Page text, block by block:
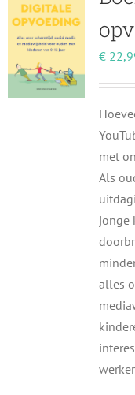
€
met
Als
jonge
alles